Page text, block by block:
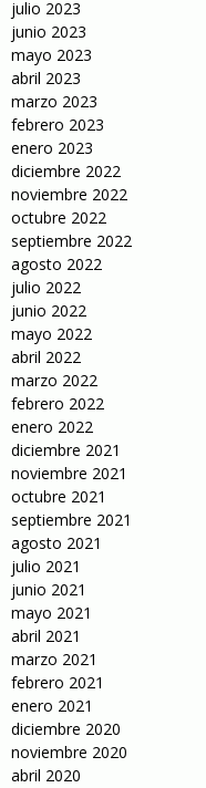
julio 2023
junio 2023
mayo 2023
abril 2023
marzo 2023
febrero 2023
enero 2023
diciembre 2022
noviembre 2022
octubre 2022
septiembre 2022
agosto 2022
julio 2022
junio 2022
mayo 2022
abril 2022
marzo 2022
febrero 2022
enero 2022
diciembre 2021
noviembre 2021
octubre 2021
septiembre 2021
agosto 2021
julio 2021
junio 2021
mayo 2021
abril 2021
marzo 2021
febrero 2021
enero 2021
diciembre 2020
noviembre 2020
abril 2020